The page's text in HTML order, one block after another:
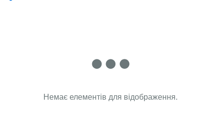
Немає елементів для відображення.